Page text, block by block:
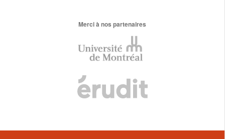
Merci à nos partenaires